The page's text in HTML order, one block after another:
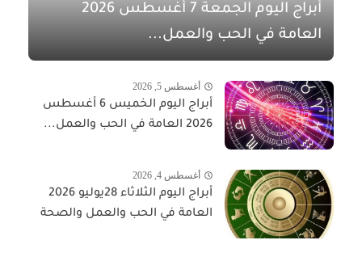
أبراج اليوم الجمعة 7 أغسطس 2026
العامة في الحب والعمل...
أغسطس 5, 2026
أبراج اليوم الخميس 6 أغسطس
2026 العامة في الحب والعمل...
أغسطس 4, 2026
أبراج اليوم الثلاثاء 28يوليو 2026
العامة في الحب والعمل والصحة